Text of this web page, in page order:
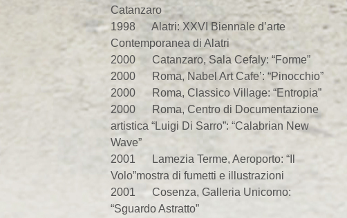
Catanzaro
1998 Alatri: XXVI Biennale d’arte
Contemporanea di Alatri
2000 Catanzaro, Sala Cefaly: “Forme”
2000 Roma, Nabel Art Cafe’: “Pinocchio”
2000 Roma, Classico Village: “Entropia”
2000 Roma, Centro di Documentazione
artistica “Luigi Di Sarro”: “Calabrian New
Wave”
2001 Lamezia Terme, Aeroporto: “Il
Volo”mostra di fumetti e illustrazioni
2001 Cosenza, Galleria Unicorno:
“Sguardo Astratto”